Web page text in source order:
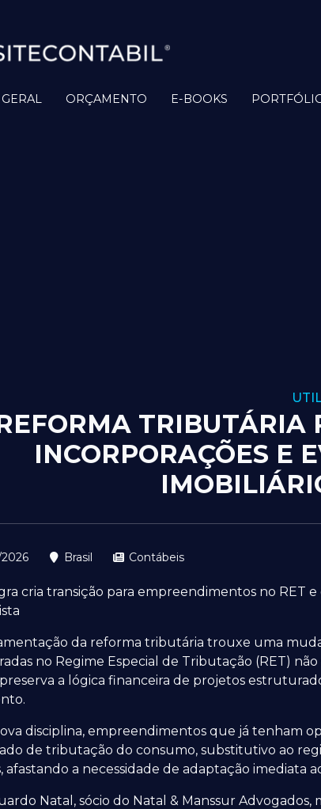
ORÇAMENTO E-BOOKS
TRIBUTÁRIA
INCORPORAÇÕES E
Brasil Contábeis
cria transição para empreendimentos no RET
da reforma tributária trouxe uma
no Regime Especial de Tributação (RET)
a lógica financeira de projetos
disciplina, empreendimentos que já tenham
de tributação do consumo, substitutivo ao
afastando a necessidade de adaptação imediata
Natal, sócio do Natal & Manssur